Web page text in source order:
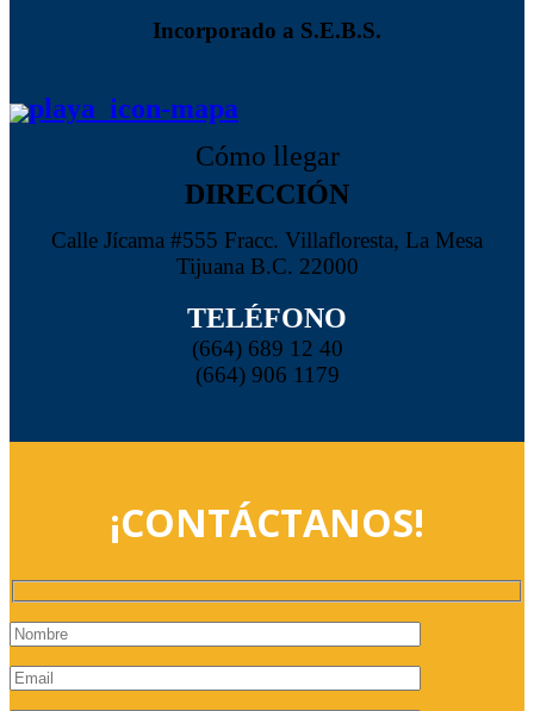
Incorporado a S.E.B.S.
Cómo llegar
DIRECCIÓN
Calle Jícama #555 Fracc. Villafloresta, La Mesa
Tijuana B.C. 22000
TELÉFONO
(664) 689 12 40
(664) 906 1179
¡CONTÁCTANOS!